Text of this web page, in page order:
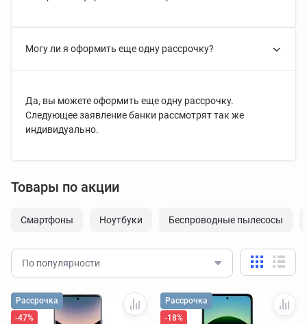
Могу ли я оформить еще одну рассрочку?
Да, вы можете оформить еще одну рассрочку.
Следующее заявление банки рассмотрят так же
индивидуально.
Товары по акции
Смартфоны Ноутбуки Беспроводные пылесосы
По популярности
Рассрочка
-47%
Рассрочка
-18%